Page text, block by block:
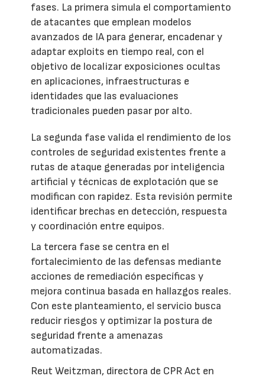
fases. La primera simula el comportamiento
de atacantes que emplean modelos
avanzados de IA para generar, encadenar y
adaptar exploits en tiempo real, con el
objetivo de localizar exposiciones ocultas
en aplicaciones, infraestructuras e
identidades que las evaluaciones
tradicionales pueden pasar por alto.
La segunda fase valida el rendimiento de los
controles de seguridad existentes frente a
rutas de ataque generadas por inteligencia
artificial y técnicas de explotación que se
modifican con rapidez. Esta revisión permite
identificar brechas en detección, respuesta
y coordinación entre equipos.
La tercera fase se centra en el
fortalecimiento de las defensas mediante
acciones de remediación específicas y
mejora continua basada en hallazgos reales.
Con este planteamiento, el servicio busca
reducir riesgos y optimizar la postura de
seguridad frente a amenazas
automatizadas.
Reut Weitzman, directora de CPR Act en